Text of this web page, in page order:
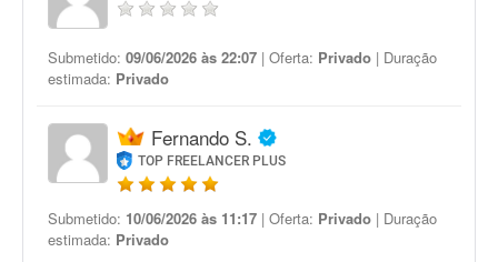
Submetido: 09/06/2026 às 22:07 | Oferta: Privado | Duração
estimada: Privado
Fernando S.
TOP FREELANCER PLUS
Submetido: 10/06/2026 às 11:17 | Oferta: Privado | Duração
estimada: Privado